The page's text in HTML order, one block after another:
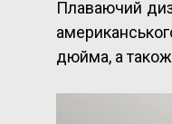
Плаваючий
дюйма, а також